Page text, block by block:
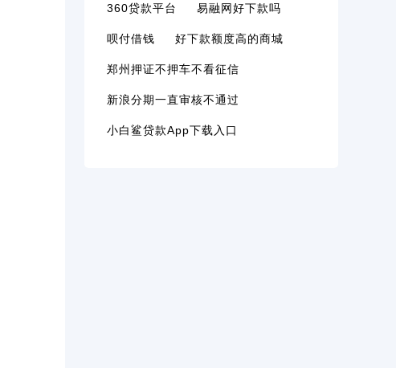
360贷款平台 易融网好下款吗
呗付借钱 好下款额度高的商城
郑州押证不押车不看征信
新浪分期一直审核不通过
小白鲨贷款app下载入口